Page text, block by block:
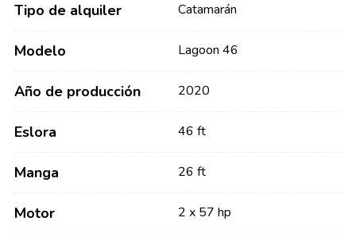
Tipo de alquiler Catamarán
Modelo Lagoon 46
Año de producción 2020
Eslora 46 ft
Manga 26 ft
Motor 2 x 57 hp